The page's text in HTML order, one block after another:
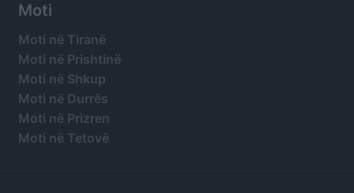
Moti
Moti në Tiranë
Moti në Prishtinë
Moti në Shkup
Moti në Durrës
Moti në Prizren
Moti në Tetovë